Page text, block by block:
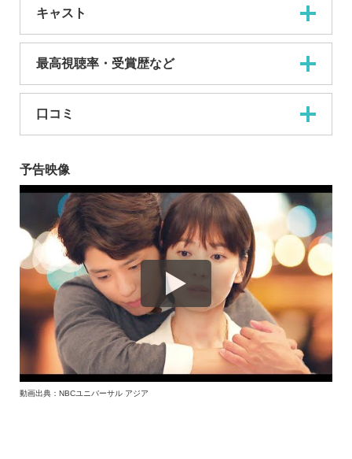
キャスト
最高視聴率・受賞歴など
口コミ
予告映像
動画出典：NBCユニバーサル アジア